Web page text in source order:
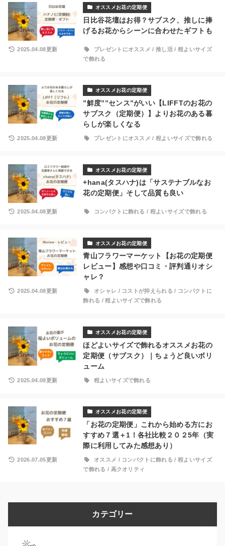
オススメお花の定期便
日比谷花壇はお得？サブスク、推しに捧
げるお花からシーンに合わせたギフトも
2025.04.08更新 プレゼントにオススメ /推し活 /程よいサイズ
で飾れる
オススメお花の定期便
”鮮度””センス”がいい【LIFFTのお花の
サブスク（定期便）】よりお花のある暮
らしが楽しくなる
2025.04.08更新 プレゼントにオススメ /程よいサイズで飾れる
オススメお花の定期便
+hana(タスハナ)は「サステナブルなお
花の定期便」そして品質も良い
2025.04.08更新 コンパクトに飾れる / 程よいサイズで飾れる
オススメお花の定期便
青山フラワーマーケット【お花の定期便
レビュー】感想や口コミ・評判通りオシ
ャレ？
2025.04.08更新 オシャレ / コストが抑えられる / コンパクトに
飾れる /程よいサイズで飾れる
オススメお花の定期便
ほどよいサイズで飾れるオススメお花の
定期便（サブスク）｜ちょうど良いボリ
ューム
2025.04.08更新 程よいサイズで飾れる
オススメお花の定期便
「お花の定期便」これから始める方にお
すすめ７選＋1！各社比較２０２5年（実
際に利用してみた感想あり）
2026.07.05更新 オススメ / コンパクトに飾れる /程よいサイズ
で飾れる / 高クオリティ
カテゴリー